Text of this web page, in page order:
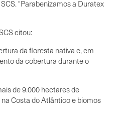
"Parabenizamos a Duratex
citou:
da floresta nativa e, em
da cobertura durante o
de 9.000 hectares de
Costa do Atlântico e biomos